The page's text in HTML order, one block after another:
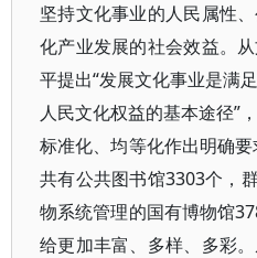
坚持文化事业的人民属性
化产业发展的社会效益。
平提出“发展文化事业是满
人民文化权益的基本途径”
标准化、均等化作出明确
共有公共图书馆3303个，
物系统管理的国有博物馆
给更加丰富、多样、多彩